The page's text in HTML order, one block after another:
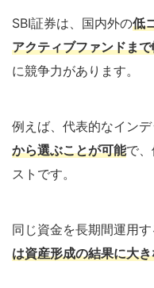
SBI証券は、国内外の低
アクティブファンドま
に競争力があります。
例えば、代表的なイン
から選ぶことが可能で
ストです。
同じ資金を長期間運用す
は資産形成の結果に大